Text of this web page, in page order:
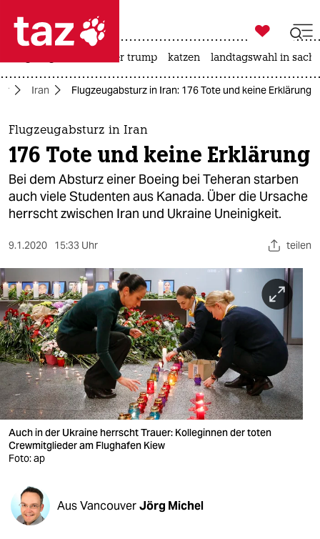
 taz zahl ich
taz zahl ich
themen
politik
öko
sport
berlin
nord
wahrheit
verlag
verlag
shop
fragen & hilfe

taz zahl ich
usa unter trump katzen landtagswahl in
Iran Flugzeugabsturz in Iran: 176 Tote und keine Erklärung
Flugzeugabsturz in Iran
176 Tote und keine Erklärung
Bei dem Absturz einer Boeing bei Teheran starben
auch viele Studenten aus Kanada. Über die Ursache
herrscht zwischen Iran und Ukraine Uneinigkeit.
9.1.2020 15:33 Uhr teilen
Auch in der Ukraine herrscht Trauer: Kolleginnen der toten
Crewmitglieder am Flughafen Kiew
Foto: ap
Aus VancouverJörg Michel